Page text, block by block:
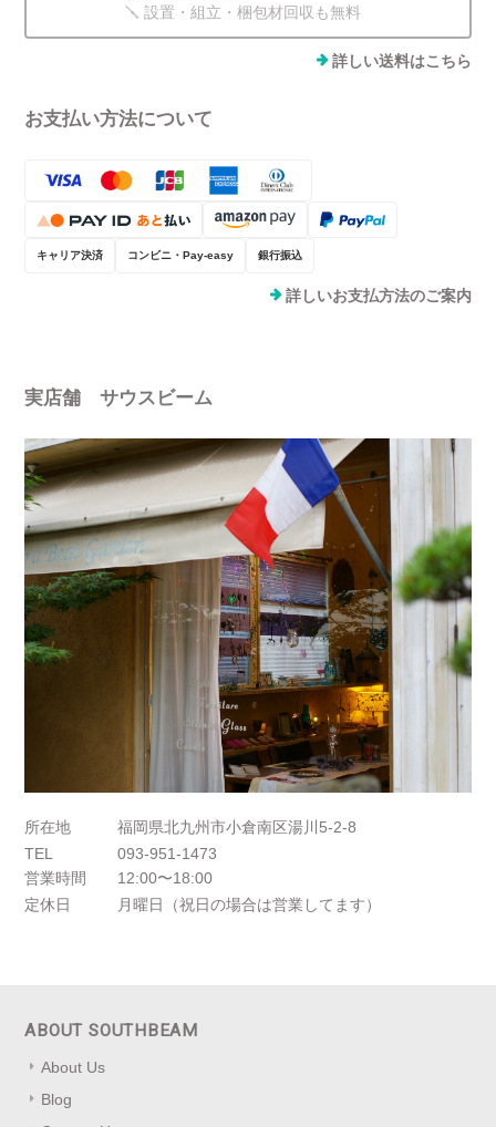
🪛 設置・組立・梱包材回収も無料
詳しい送料はこちら
お支払い方法について
キャリア決済 コンビニ・Pay-easy 銀行振込
詳しいお支払方法のご案内
実店舗 サウスビーム
所在地
福岡県北九州市小倉南区湯川5-2-8
TEL
093-951-1473
営業時間
12:00〜18:00
定休日
月曜日（祝日の場合は営業してます）
ABOUT SOUTHBEAM
About Us
Blog